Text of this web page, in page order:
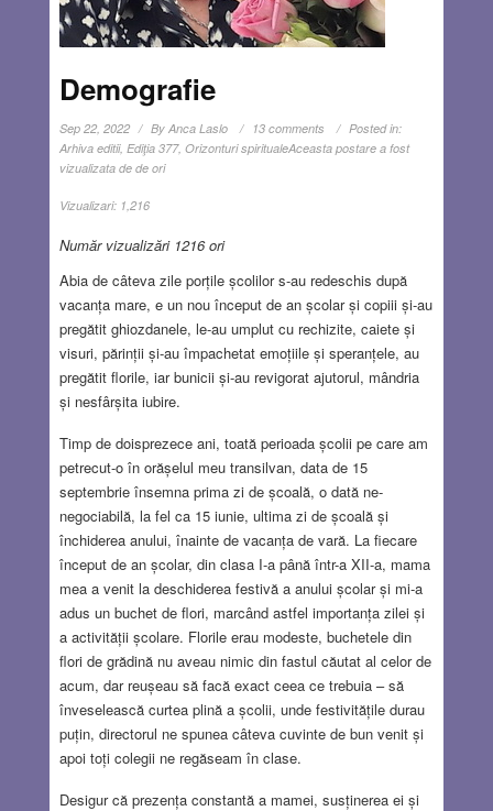
Demografie
Sep 22, 2022 By Anca Laslo 13 comments
Posted in:
Arhiva editii, Ediţia 377, Orizonturi spiritualeAceasta postare a fost
vizualizata de de ori
Vizualizari: 1,216
Număr vizualizări 1216 ori
Abia de câteva zile porțile școlilor s-au redeschis după
vacanța mare, e un nou început de an școlar și copiii și-au
pregătit ghiozdanele, le-au umplut cu rechizite, caiete și
visuri, părinții și-au împachetat emoțiile și speranțele, au
pregătit florile, iar bunicii și-au revigorat ajutorul, mândria
și nesfârșita iubire.
Timp de doisprezece ani, toată perioada școlii pe care am
petrecut-o în orășelul meu transilvan, data de 15
septembrie însemna prima zi de școală, o dată ne-
negociabilă, la fel ca 15 iunie, ultima zi de școală și
închiderea anului, înainte de vacanța de vară. La fiecare
început de an școlar, din clasa I-a până într-a XII-a, mama
mea a venit la deschiderea festivă a anului școlar și mi-a
adus un buchet de flori, marcând astfel importanța zilei și
a activității școlare. Florile erau modeste, buchetele din
flori de grădină nu aveau nimic din fastul căutat al celor de
acum, dar reușeau să facă exact ceea ce trebuia – să
înveselească curtea plină a școlii, unde festivitățile durau
puțin, directorul ne spunea câteva cuvinte de bun venit și
apoi toți colegii ne regăseam în clase.
Desigur că prezența constantă a mamei, susținerea ei și